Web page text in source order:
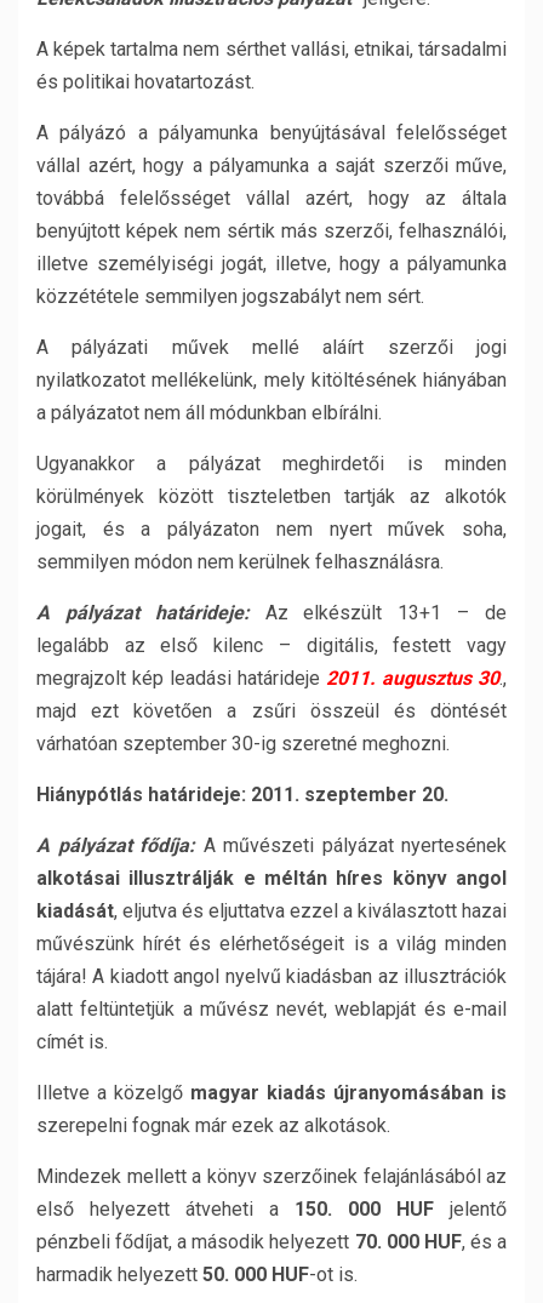
A képek tartalma nem sérthet vallási, etnikai, társadalmi
és politikai hovatartozást.
A pályázó a pályamunka benyújtásával felelősséget
vállal azért, hogy a pályamunka a saját szerzői műve,
továbbá felelősséget vállal azért, hogy az általa
benyújtott képek nem sértik más szerzői, felhasználói,
illetve személyiségi jogát, illetve, hogy a pályamunka
közzététele semmilyen jogszabályt nem sért.
A pályázati művek mellé aláírt szerzői jogi
nyilatkozatot mellékelünk, mely kitöltésének hiányában
a pályázatot nem áll módunkban elbírálni.
Ugyanakkor a pályázat meghirdetői is minden
körülmények között tiszteletben tartják az alkotók
jogait, és a pályázaton nem nyert művek soha,
semmilyen módon nem kerülnek felhasználásra.
A pályázat határideje: Az elkészült 13+1 – de
legalább az első kilenc – digitális, festett vagy
megrajzolt kép leadási határideje 2011. augusztus 30.,
majd ezt követően a zsűri összeül és döntését
várhatóan szeptember 30-ig szeretné meghozni.
Hiánypótlás határideje: 2011. szeptember 20.
A pályázat fődíja: A művészeti pályázat nyertesének
alkotásai illusztrálják e méltán híres könyv angol
kiadását, eljutva és eljuttatva ezzel a kiválasztott hazai
művészünk hírét és elérhetőségeit is a világ minden
tájára! A kiadott angol nyelvű kiadásban az illusztrációk
alatt feltüntetjük a művész nevét, weblapját és e-mail
címét is.
Illetve a közelgő magyar kiadás újranyomásában is
szerepelni fognak már ezek az alkotások.
Mindezek mellett a könyv szerzőinek felajánlásából az
első helyezett átveheti a 150. 000 HUF jelentő
pénzbeli fődíjat, a második helyezett 70. 000 HUF, és a
harmadik helyezett 50. 000 HUF-ot is.